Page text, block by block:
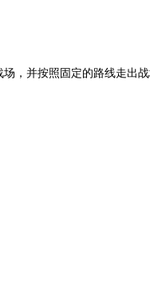
，并按照固定的路线走出战